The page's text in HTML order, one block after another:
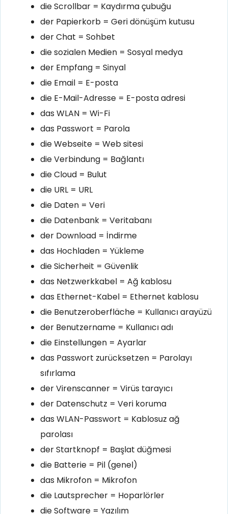
die Scrollbar = Kaydırma çubuğu
der Papierkorb = Geri dönüşüm kutusu
der Chat = Sohbet
die sozialen Medien = Sosyal medya
der Empfang = Sinyal
die Email = E-posta
die E-Mail-Adresse = E-posta adresi
das WLAN = Wi-Fi
das Passwort = Parola
die Webseite = Web sitesi
die Verbindung = Bağlantı
die Cloud = Bulut
die URL = URL
die Daten = Veri
die Datenbank = Veritabanı
der Download = İndirme
das Hochladen = Yükleme
die Sicherheit = Güvenlik
das Netzwerkkabel = Ağ kablosu
das Ethernet-Kabel = Ethernet kablosu
die Benutzeroberfläche = Kullanıcı arayüzü
der Benutzername = Kullanıcı adı
die Einstellungen = Ayarlar
das Passwort zurücksetzen = Parolayı
sıfırlama
der Virenscanner = Virüs tarayıcı
der Datenschutz = Veri koruma
das WLAN-Passwort = Kablosuz ağ
parolası
der Startknopf = Başlat düğmesi
die Batterie = Pil (genel)
das Mikrofon = Mikrofon
die Lautsprecher = Hoparlörler
die Software = Yazılım